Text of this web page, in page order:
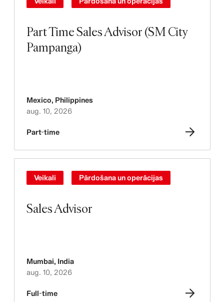
Part Time Sales Advisor (SM City
Pampanga)
Mexico, Philippines
aug. 10, 2026
Part-time
Sales Advisor
Veikali Pārdošana un operācijas
Mumbai, India
aug. 10, 2026
Full-time